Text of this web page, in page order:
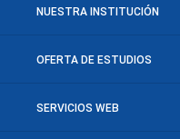
NUESTRA INSTITUCIÓN
OFERTA DE ESTUDIOS
SERVICIOS WEB